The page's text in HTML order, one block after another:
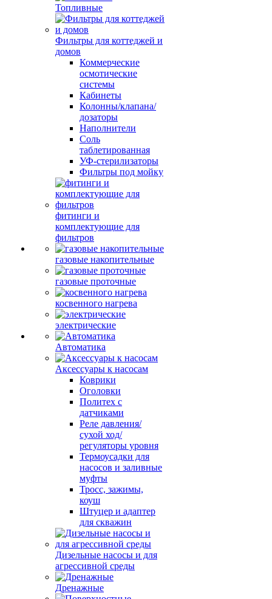
Топливные
Фильтры для коттеджей и
домов
Коммерческие
осмотические
системы
Кабинеты
Колонны/клапана/
дозаторы
Наполнители
Соль
таблетированная
УФ-стерилизаторы
Фильтры под мойку
фитинги и
комплектующие для
фильтров
газовые накопительные
газовые проточные
косвенного нагрева
электрические
Автоматика
Аксессуары к насосам
Коврики
Оголовки
Политех с
датчиками
Реле давления/
сухой ход/
регуляторы уровня
Термоусадки для
насосов и заливные
муфты
Тросс, зажимы,
коуш
Штуцер и адаптер
для скважин
Дизельные насосы и для
агрессивной среды
Дренажные